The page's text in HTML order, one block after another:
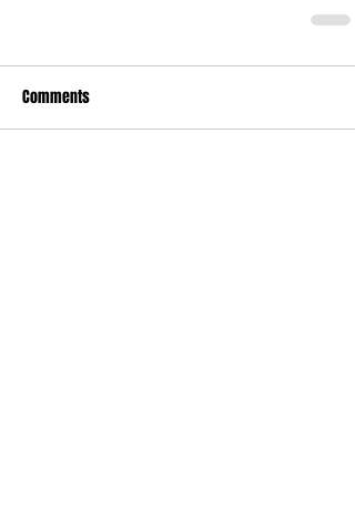
Comments